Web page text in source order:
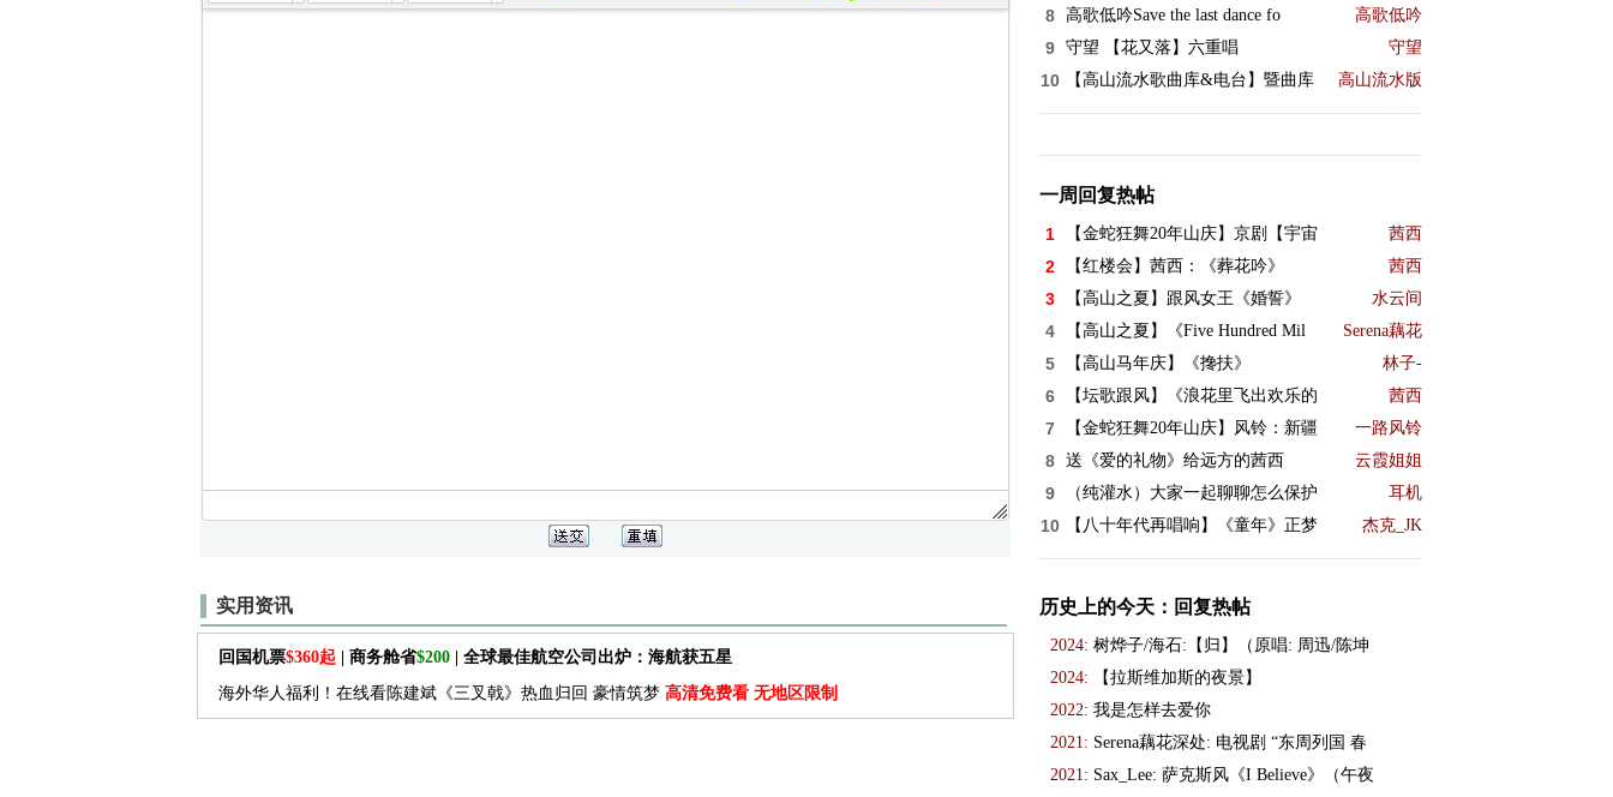
实用资讯
回国机票$360起 | 商务舱省$200| 全球最佳航空公司出炉：海航获五星
海外华人福利！在线看陈建斌《三叉戟》热血归回 豪情筑梦 高清免费看 无地区限制
8 高歌低吟Save the last dance fo 高歌低吟
9 守望 【花又落】六重唱 守望
10 【高山流水歌曲库&电台】暨曲库 高山流水版
一周回复热帖
1 【金蛇狂舞20年山庆】京剧【宇宙 茜西
2 【红楼会】茜西：《葬花吟》 茜西
3 【高山之夏】跟风女王《婚誓》 水云间
4 【高山之夏】《Five Hundred Mil Serena藕花
5 【高山马年庆】《搀扶》 林子-
6 【坛歌跟风】《浪花里飞出欢乐的 茜西
7 【金蛇狂舞20年山庆】风铃：新疆 一路风铃
8 送《爱的礼物》给远方的茜西 云霞姐姐
9 （纯灌水）大家一起聊聊怎么保护 耳机
10 【八十年代再唱响】《童年》正梦 杰克_JK
历史上的今天：回复热帖
2024: 树烨子/海石:【归】（原唱: 周迅/陈坤
2024:
【拉斯维加斯的夜景】
2022: 我是怎样去爱你
2021: Serena藕花深处: 电视剧 “东周列国 春
2021: Sax_Lee: 萨克斯风《I Believe》（午夜